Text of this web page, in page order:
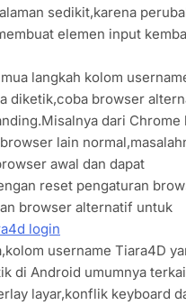
sedikit,karena
elemen input
langkah kolom
diketik,coba browser
dari Chrome
lain
awal dan dapat
reset pengaturan
browser alternatif untuk
login
username Tiara4D
di Android umumnya
layar,konflik keyboard